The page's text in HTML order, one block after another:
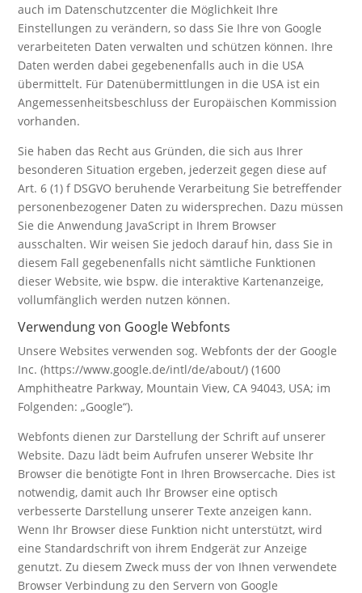
auch im Datenschutzcenter die Möglichkeit Ihre
Einstellungen zu verändern, so dass Sie Ihre von Google
verarbeiteten Daten verwalten und schützen können. Ihre
Daten werden dabei gegebenenfalls auch in die USA
übermittelt. Für Datenübermittlungen in die USA ist ein
Angemessenheitsbeschluss der Europäischen Kommission
vorhanden.
Sie haben das Recht aus Gründen, die sich aus Ihrer
besonderen Situation ergeben, jederzeit gegen diese auf
Art. 6 (1) f DSGVO beruhende Verarbeitung Sie betreffender
personenbezogener Daten zu widersprechen. Dazu müssen
Sie die Anwendung JavaScript in Ihrem Browser
ausschalten. Wir weisen Sie jedoch darauf hin, dass Sie in
diesem Fall gegebenenfalls nicht sämtliche Funktionen
dieser Website, wie bspw. die interaktive Kartenanzeige,
vollumfänglich werden nutzen können.
Verwendung von Google Webfonts
Unsere Websites verwenden sog. Webfonts der der Google
Inc. (https://www.google.de/intl/de/about/) (1600
Amphitheatre Parkway, Mountain View, CA 94043, USA; im
Folgenden: „Google“).
Webfonts dienen zur Darstellung der Schrift auf unserer
Website. Dazu lädt beim Aufrufen unserer Website Ihr
Browser die benötigte Font in Ihren Browsercache. Dies ist
notwendig, damit auch Ihr Browser eine optisch
verbesserte Darstellung unserer Texte anzeigen kann.
Wenn Ihr Browser diese Funktion nicht unterstützt, wird
eine Standardschrift von ihrem Endgerät zur Anzeige
genutzt. Zu diesem Zweck muss der von Ihnen verwendete
Browser Verbindung zu den Servern von Google